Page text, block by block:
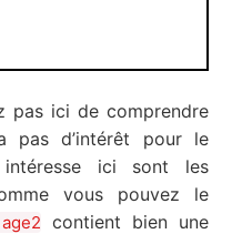
pas ici de comprendre
pas d’intérêt pour le
ici sont les
vous pouvez le
contient bien une